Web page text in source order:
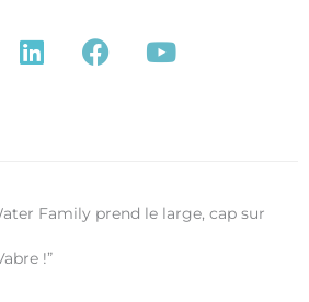
L
i
n
F
a
k
Y
o
e
Family prend le large, cap sur
!”